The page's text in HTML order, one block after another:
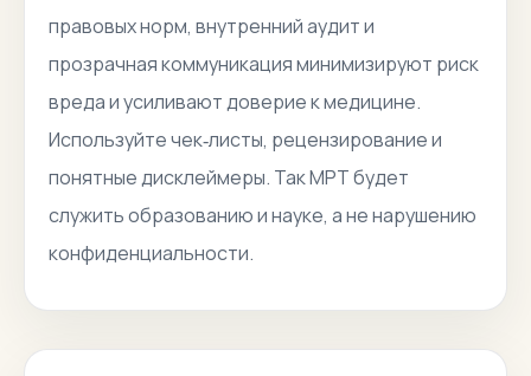
правовых норм, внутренний аудит и
прозрачная коммуникация минимизируют риск
вреда и усиливают доверие к медицине.
Используйте чек‑листы, рецензирование и
понятные дисклеймеры. Так МРТ будет
служить образованию и науке, а не нарушению
конфиденциальности.